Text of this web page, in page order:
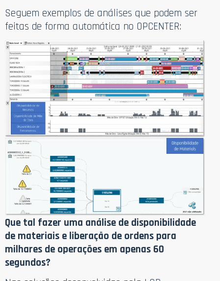
Seguem exemplos de análises que podem ser
feitas de forma automática no OPCENTER:
Que tal fazer uma análise de disponibilidade
de materiais e liberação de ordens para
milhares de operações em apenas 60
segundos?